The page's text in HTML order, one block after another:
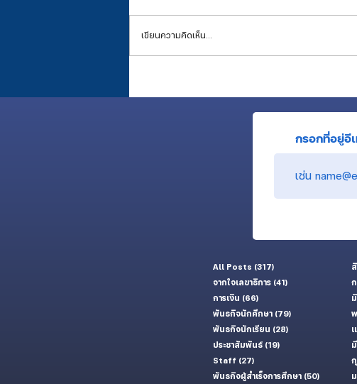
เขียนความคิดเห็น…
กรอกที่อยู่อี
All Posts (317)
จากใจเลขาธิการ (41)
การเงิน (66)
พันธกิจนักศึกษา (79)
พันธกิจนักเรียน (28)
ประชาสัมพันธ์ (19)
Staff (27)
พันธกิจผู้สำเร็จการศึกษา (50)